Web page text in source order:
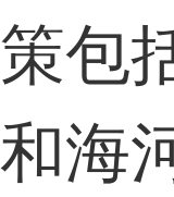
策包
和海